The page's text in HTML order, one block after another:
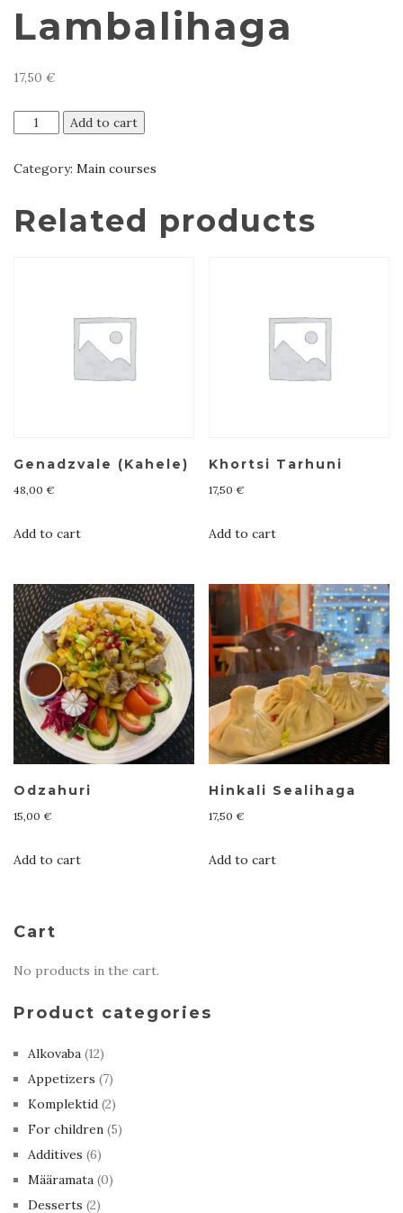
Lambalihaga
17,50 €
Hinkali
Lambalihaga
Add to cart
Category: Main courses
Related products
Genadzvale (Kahele)
48,00 €
Add to cart
Khortsi Tarhuni
17,50 €
Add to cart
Odzahuri
15,00 €
Add to cart
Hinkali Sealihaga
17,50 €
Add to cart
Cart
No products in the cart.
Product categories
Alkovaba (12)
Appetizers (7)
Komplektid (2)
For children (5)
Additives (6)
Määramata (0)
Desserts (2)